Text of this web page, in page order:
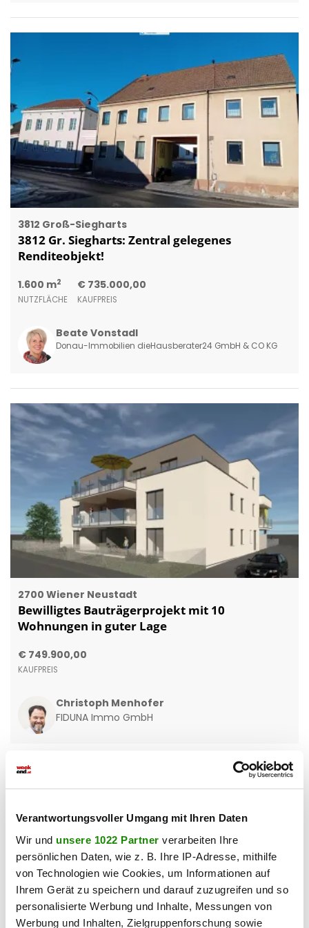
Verantwortungsvoller Umgang mit Ihren Daten
Wir und unsere 1022 Partner verarbeiten Ihre
persönlichen Daten, wie z. B. Ihre IP-Adresse, mithilfe
von Technologien wie Cookies, um Informationen auf
Ihrem Gerät zu speichern und darauf zuzugreifen und so
personalisierte Werbung und Inhalte, Messungen von
Werbung und Inhalten, Zielgruppenforschung sowie
3812 Groß-Siegharts
3812 Gr. Siegharts: Zentral gelegenes
Renditeobjekt!
1.600 m2
NUTZFLÄCHE
€ 735.000,00
KAUFPREIS
Beate Vonstadl
Donau-Immobilien dieHausberater24 GmbH & CO KG
2700 Wiener Neustadt
Bewilligtes Bauträgerprojekt mit 10
Wohnungen in guter Lage
€ 749.900,00
KAUFPREIS
Christoph Menhofer
FIDUNA Immo GmbH